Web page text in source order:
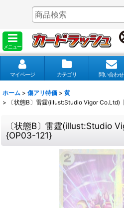
メニュー
マイページ カテゴリ 問い合わせ
ホーム > 傷アリ特価 > 黄
>
〔状態B〕雷霆(illust:Studio Vigor Co.Ltd)
〔状態B〕雷霆(illust:Studio
{OP03-121}